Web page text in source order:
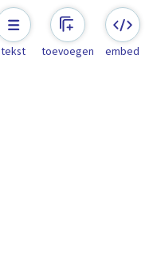
tekst toevoegen embed